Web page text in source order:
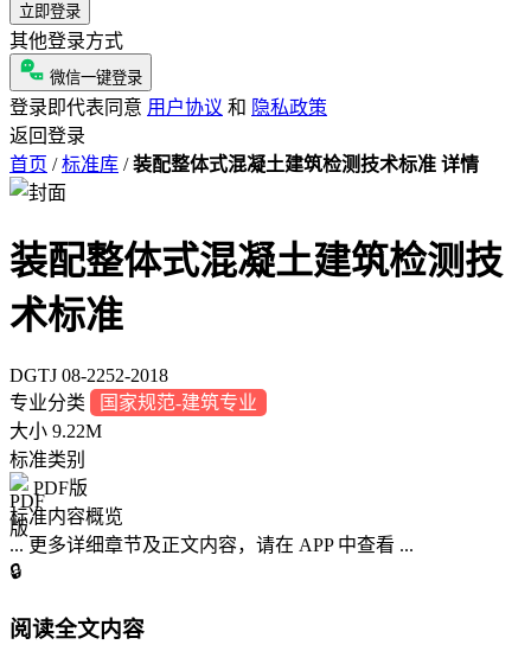
立即登录
其他登录方式
微信一键登录
登录即代表同意 用户协议 和 隐私政策
返回登录
首页 / 标准库 / 装配整体式混凝土建筑检测技术标准 详情
装配整体式混凝土建筑检测技
术标准
DGTJ 08-2252-2018
专业分类
国家规范-建筑专业
大小 9.22M
标准类别
PDF版
标准内容概览
... 更多详细章节及正文内容，请在 APP 中查看 ...
🔒
阅读全文内容